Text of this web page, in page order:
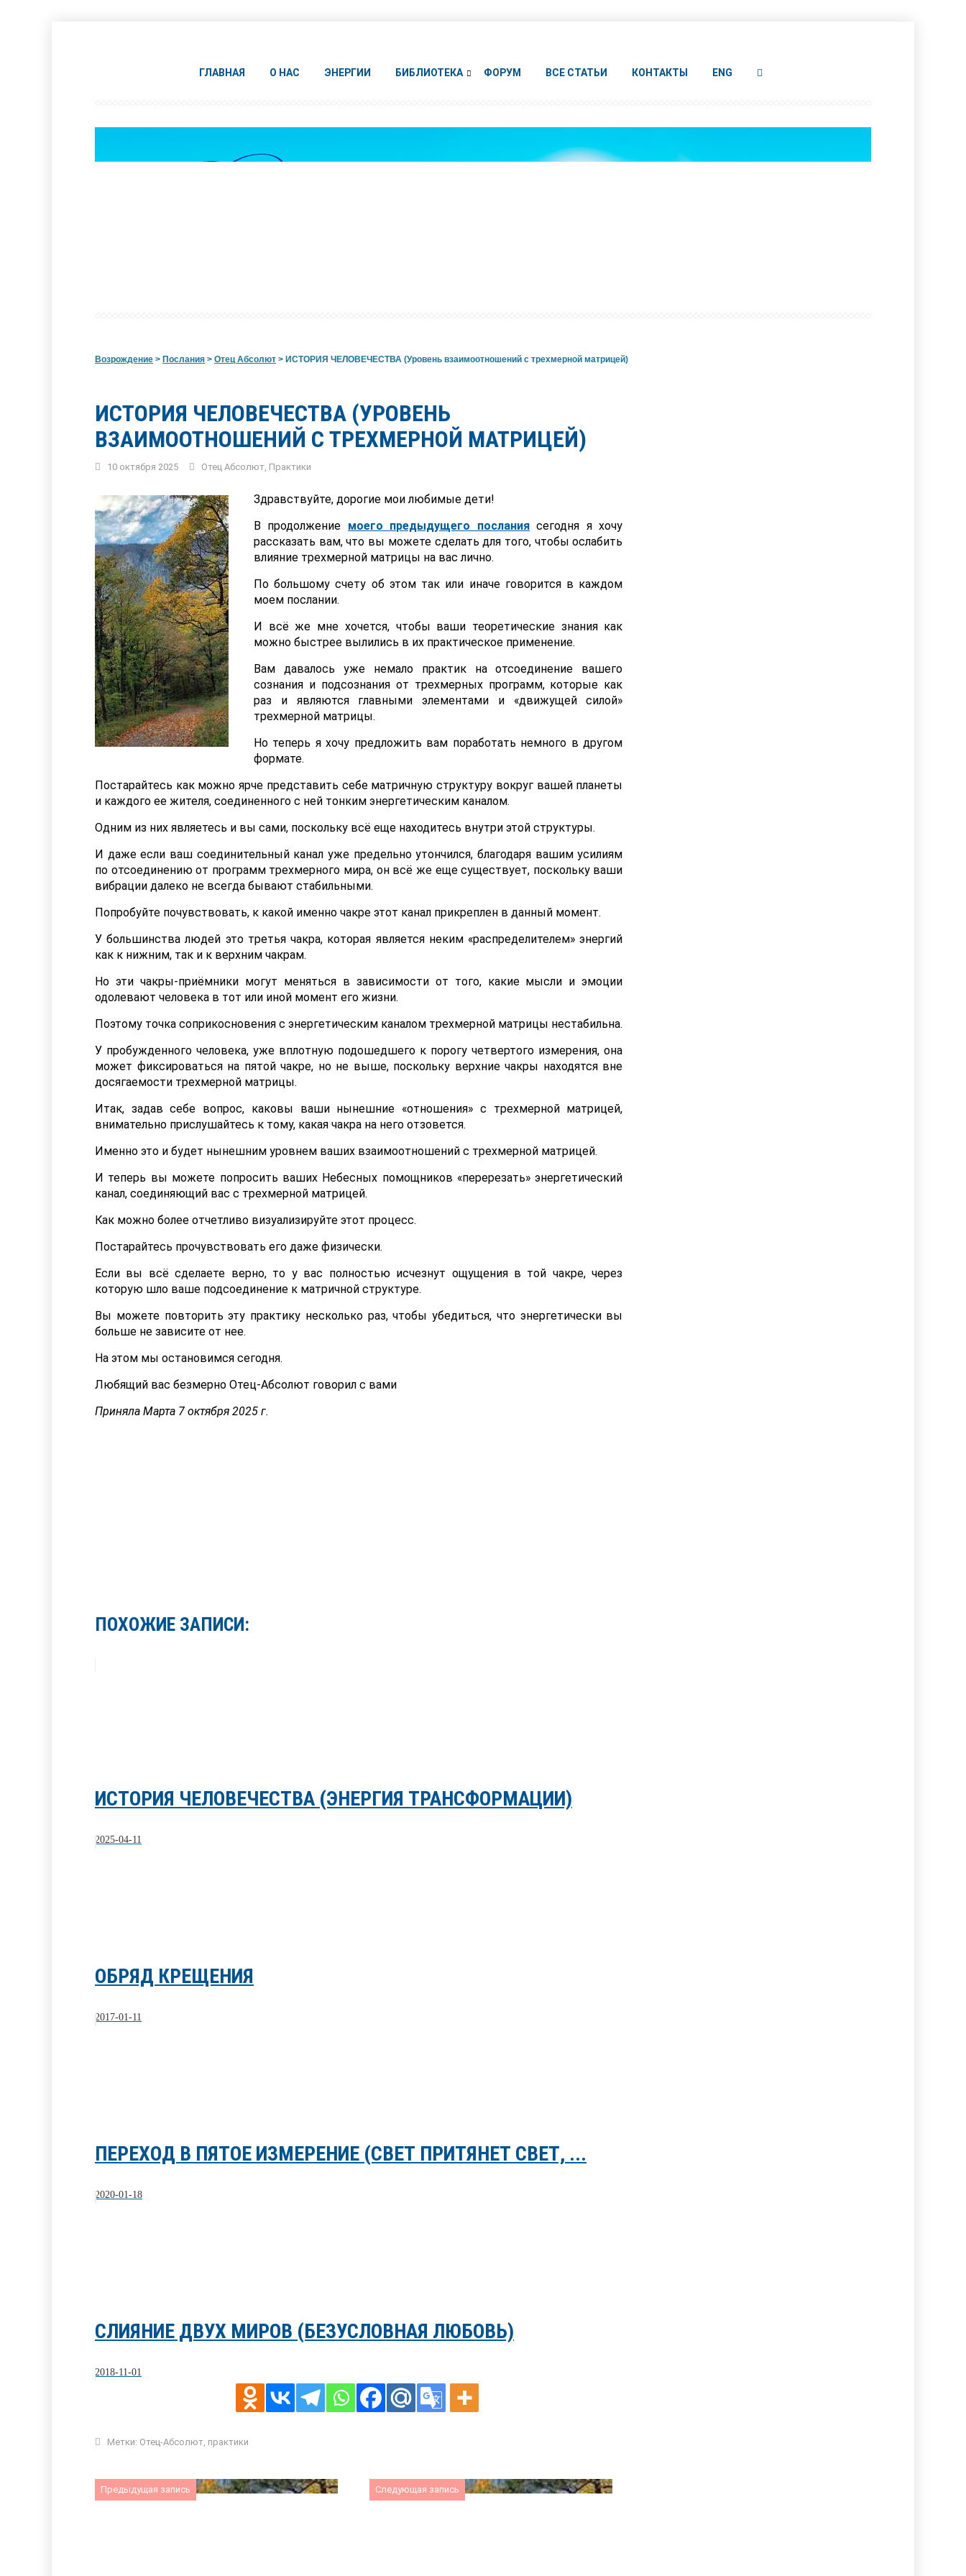
ГЛАВНАЯ О НАС ЭНЕРГИИ БИБЛИОТЕКА ФОРУМ ВСЕ СТАТЬИ КОНТАКТЫ ENG
Возрождение > Послания > Отец Абсолют > ИСТОРИЯ ЧЕЛОВЕЧЕСТВА (Уровень взаимоотношений с трехмерной матрицей)
ИСТОРИЯ ЧЕЛОВЕЧЕСТВА (УРОВЕНЬ
ВЗАИМООТНОШЕНИЙ С ТРЕХМЕРНОЙ МАТРИЦЕЙ)
10 октября 2025 Отец Абсолют, Практики
Здравствуйте, дорогие мои любимые дети!
В продолжение моего предыдущего посланиясегодня я хочу
рассказать вам, что вы можете сделать для того, чтобы ослабить
влияние трехмерной матрицы на вас лично.
По большому счету об этом так или иначе говорится в каждом
моем послании.
И всё же мне хочется, чтобы ваши теоретические знания как
можно быстрее вылились в их практическое применение.
Вам давалось уже немало практик на отсоединение вашего
сознания и подсознания от трехмерных программ, которые как
раз и являются главными элементами и «движущей силой»
трехмерной матрицы.
Но теперь я хочу предложить вам поработать немного в другом
формате.
Постарайтесь как можно ярче представить себе матричную структуру вокруг вашей планеты
и каждого ее жителя, соединенного с ней тонким энергетическим каналом.
Одним из них являетесь и вы сами, поскольку всё еще находитесь внутри этой структуры.
И даже если ваш соединительный канал уже предельно утончился, благодаря вашим усилиям
по отсоединению от программ трехмерного мира, он всё же еще существует, поскольку ваши
вибрации далеко не всегда бывают стабильными.
Попробуйте почувствовать, к какой именно чакре этот канал прикреплен в данный момент.
У большинства людей это третья чакра, которая является неким «распределителем» энергий
как к нижним, так и к верхним чакрам.
Но эти чакры-приёмники могут меняться в зависимости от того, какие мысли и эмоции
одолевают человека в тот или иной момент его жизни.
Поэтому точка соприкосновения с энергетическим каналом трехмерной матрицы нестабильна.
У пробужденного человека, уже вплотную подошедшего к порогу четвертого измерения, она
может фиксироваться на пятой чакре, но не выше, поскольку верхние чакры находятся вне
досягаемости трехмерной матрицы.
Итак, задав себе вопрос, каковы ваши нынешние «отношения» с трехмерной матрицей,
внимательно прислушайтесь к тому, какая чакра на него отзовется.
Именно это и будет нынешним уровнем ваших взаимоотношений с трехмерной матрицей.
И теперь вы можете попросить ваших Небесных помощников «перерезать» энергетический
канал, соединяющий вас с трехмерной матрицей.
Как можно более отчетливо визуализируйте этот процесс.
Постарайтесь прочувствовать его даже физически.
Если вы всё сделаете верно, то у вас полностью исчезнут ощущения в той чакре, через
которую шло ваше подсоединение к матричной структуре.
Вы можете повторить эту практику несколько раз, чтобы убедиться, что энергетически вы
больше не зависите от нее.
На этом мы остановимся сегодня.
Любящий вас безмерно Отец-Абсолют говорил с вами
Приняла Марта 7 октября 2025 г.
ПОХОЖИЕ ЗАПИСИ:
ИСТОРИЯ ЧЕЛОВЕЧЕСТВА (ЭНЕРГИЯ ТРАНСФОРМАЦИИ)
2025-04-11
ОБРЯД КРЕЩЕНИЯ
2017-01-11
ПЕРЕХОД В ПЯТОЕ ИЗМЕРЕНИЕ (СВЕТ ПРИТЯНЕТ СВЕТ, ...
2020-01-18
СЛИЯНИЕ ДВУХ МИРОВ (БЕЗУСЛОВНАЯ ЛЮБОВЬ)
2018-11-01
Метки: Отец-Абсолют, практики
Предыдущая запись Следующая запись